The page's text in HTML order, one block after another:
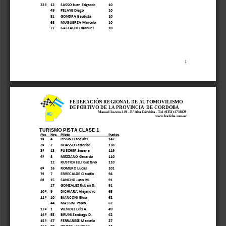
1
22º
12 SASSO Juan Edgardo
10
49
PELAYE Diego
10
51
GONDRA Bautista
10
68
MUGUERZA Marcelo
10
77
GASTALDI Emanuel 10
FEDERACIÓN REGIONAL DE AUTOMOVILISMO
DEPORTIVO DE LA PROVINCIA  DE CORDOBA
Manuel Lucero 449 Bº Alta Córdoba
Tel. (0351) 4718828
www.fradcba.com.ar
TURISMO PISTA CLASE 1
Pos Nro. Piloto Puntos
1º 4 PISSINI Ezequiel
147
2º
2 BOASSO Federico
138
3º
13 PUECHER Jimena
119
4º
8 MEZZANO Gerardo
110
12
RUSTICHELLI Gustavo
110
6º
16 ROMERO Lucas
101
7º
7 ERRECALDE Claudio
94
8º
15 SANCHO Juan M.
91
17
GONZALEZ Rubén D.
91
10º
9 DICHIARA Alejandro
65
11º
10 BIANCONI Elvio
62
44
MASSINI Pablo
62
13º
1 WENDEL Luis A.
49
14º
55 BRUNI Santiago D.
42
15º
47 FERRARESE Marcelo
27